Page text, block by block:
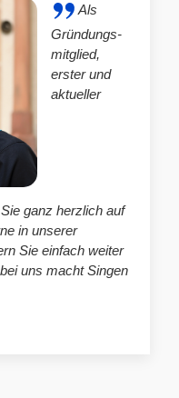
Als
Gründungs-
mitglied,
erster und
aktueller
ganz herzlich auf
in unserer
Sie einfach weiter
uns macht Singen